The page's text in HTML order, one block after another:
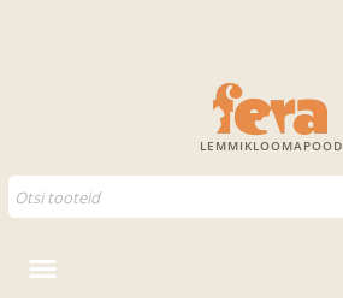
LEMMIKLOOMAPOOD